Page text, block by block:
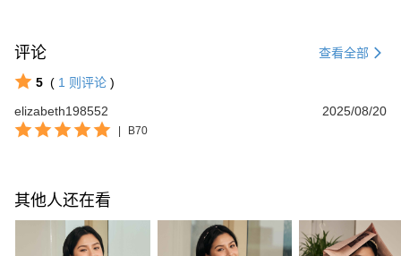
评论 查看全部
5 ( 1 则评论 )
elizabeth198552
2025/08/20
| B70
其他人还在看